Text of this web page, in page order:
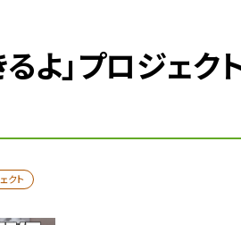
できるよ」プ
クト